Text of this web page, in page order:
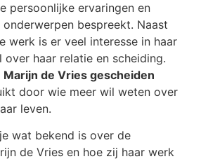
persoonlijke ervaringen en
bespreekt. Naast
werk is er veel interesse in haar
over haar relatie en scheiding.
Marijn de Vries gescheiden
door wie meer wil weten over
leven.
wat bekend is over de
de Vries en hoe zij haar werk